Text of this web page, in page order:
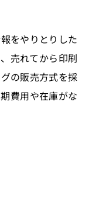
をやりとりした
売れてから印刷
の販売方式を採
費用や在庫がな